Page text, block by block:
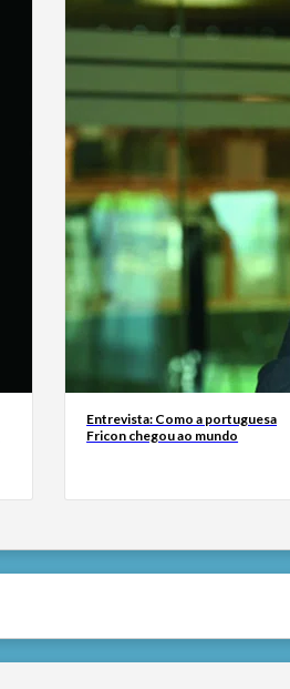
Entrevista: Como a portuguesa
Fricon chegou ao mundo